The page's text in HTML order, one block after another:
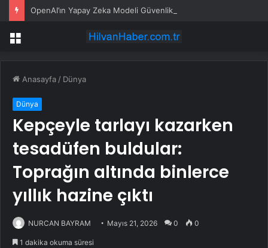
Menü
Anasayfa / Dünya
Dünya
Kepçeyle tarlayı kazarken
tesadüfen buldular:
Toprağın altında binlerce
yıllık hazine çıktı
NURCAN BAYRAM Mayıs 21, 2026 0 0
1 dakika okuma süresi